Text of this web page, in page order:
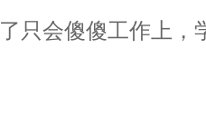
只会傻傻工作上，